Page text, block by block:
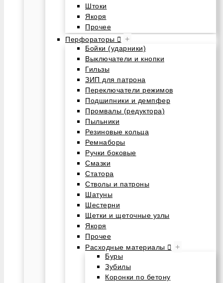
Штоки
Якоря
Прочее
Перфораторы
+
Бойки (ударники)
Выключатели и кнопки
Гильзы
ЗИП для патрона
Переключатели режимов
Подшипники и демпфер
Промвалы (редуктора)
Пыльники
Резиновые кольца
Ремнаборы
Ручки боковые
Смазки
Статора
Стволы и патроны
Шатуны
Шестерни
Щетки и щеточные узлы
Якоря
Прочее
Расходные материалы
+
Буры
Зубилы
Коронки по бетону